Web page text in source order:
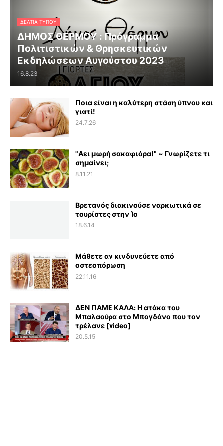
ΔΕΛΤΊΑ ΤΎΠΟΥ
ΔΗΜΟΣ ΘΕΡΜΟΥ : Πρόγραμμα
Πολιτιστικών & Θρησκευτικών
Εκδηλώσεων Αυγούστου 2023
16.8.23
Ποια είναι η καλύτερη στάση ύπνου και
γιατί!
24.7.26
"Αει μωρή σακαφιόρα!" ~ Γνωρίζετε τι
σημαίνει;
8.11.21
Βρετανός διακινούσε ναρκωτικά σε
τουρίστες στην Ίο
18.6.14
Μάθετε αν κινδυνεύετε από
οστεοπόρωση
22.11.16
ΔΕΝ ΠΑΜΕ ΚΑΛΑ: Η ατάκα του
Μπαλαούρα στο Μπογδάνο που τον
τρέλανε [video]
20.5.15